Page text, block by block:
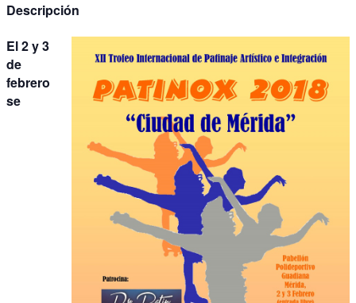
Descripción
El 2 y 3
de
febrero
se